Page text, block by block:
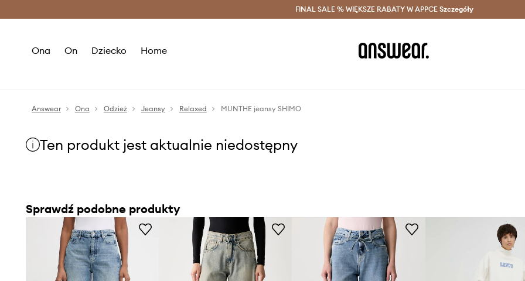
Oszczędzaj z Answear Club > Dostawa nawet w 24h >
FINAL SALE % WIĘKSZE RABATY W APPCE Szczegóły
Ona On Dziecko Home
Answear Ona Odzież Jeansy Relaxed MUNTHE jeansy SHIMO
Ten produkt jest aktualnie niedostępny
Sprawdź podobne produkty